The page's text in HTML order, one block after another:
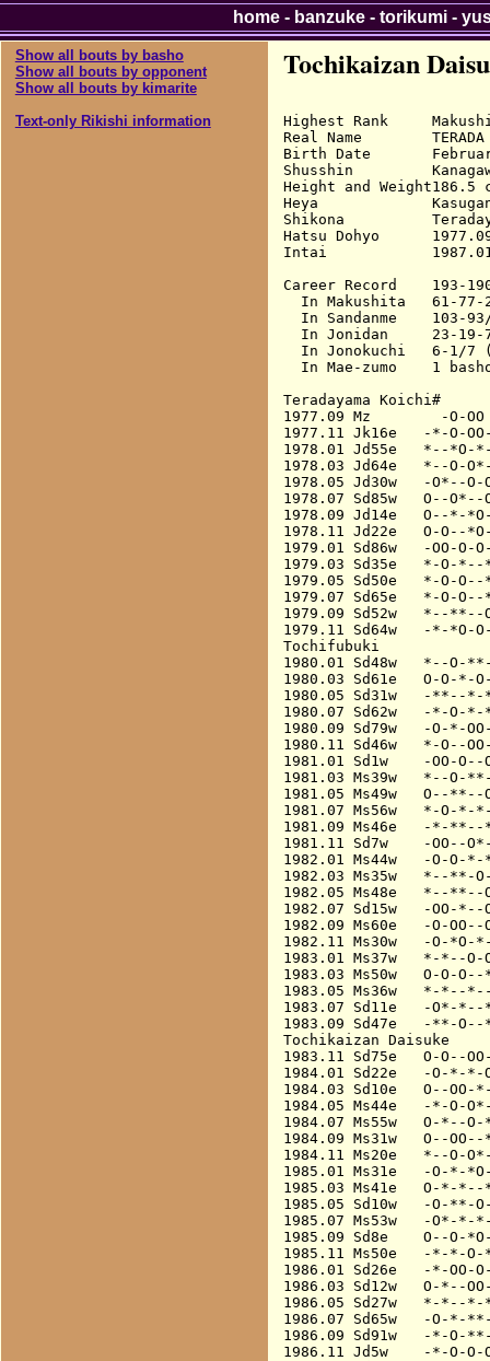
Show all bouts by basho
Show all bouts by opponent
Show all bouts by kimarite
Text-only Rikishi information
Tochikaizan
Highest Rank
Real Name
Birth Date
Shusshin
Height and Weight186.5
Heya
Shikona
Hatsu Dohyo
Intai
Career Record    193-
In Makushita   61-77-
In Sandanme    103-
In Jonidan     23-19-
In Jonokuchi   6-1/7
In Mae-zumo    1
Teradayama Koichi#
1977.09 Mz        -O-
1977.11 Jk16e   -*-O-
1978.01 Jd55e   *--*O-
1978.03 Jd64e   *--O-
1978.05 Jd30w   -O*--O-
1978.07 Sd85w   O--
1978.09 Jd14e   O--*-
1978.11 Jd22e   O-O--
1979.01 Sd86w   -OO-O-
1979.03 Sd35e   *-O-
1979.05 Sd50e   *-O-
1979.07 Sd65e   *-O-
1979.09 Sd52w   *--**--
1979.11 Sd64w   -*-*O-
Tochifubuki
1980.01 Sd48w   *--O-
1980.03 Sd61e   O-O-*-
1980.05 Sd31w   -**--
1980.07 Sd62w   -*-O-
1980.09 Sd79w   -O-*-
1980.11 Sd46w   *-O--
1981.01 Sd1w    -OO-
1981.03 Ms39w   *--O-
1981.05 Ms49w   O--
1981.07 Ms56w   *-O-*-
1981.09 Ms46e   -*-**--
1981.11 Sd7w    -OO--
1982.01 Ms44w   -O-O-
1982.03 Ms35w   *--**-
1982.05 Ms48e   *--**--
1982.07 Sd15w   -OO-
1982.09 Ms60e   -O-
1982.11 Ms30w   -O-
1983.01 Ms37w   *-*--
1983.03 Ms50w   O-O-
1983.05 Ms36w   *-*--
1983.07 Sd11e   -O*-
1983.09 Sd47e   -**-
Tochikaizan Daisuke
1983.11 Sd75e   O-O--
1984.01 Sd22e   -O-*-*-
1984.03 Sd10e   O--OO-
1984.05 Ms44e   -*-O-
1984.07 Ms55w   O-*--
1984.09 Ms31w   O--
1984.11 Ms20e   *--O-
1985.01 Ms31e   -O-*-
1985.03 Ms41e   O-*-
1985.05 Sd10w   -O-**-
1985.07 Ms53w   -O*-*-
1985.09 Sd8e    O--O-
1985.11 Ms50e   -*-*-
1986.01 Sd26e   -*-OO-
1986.03 Sd12w   O-*--
1986.05 Sd27w   *-*--*-
1986.07 Sd65w   -O-*-
1986.09 Sd91w   -*-O-
1986.11 Jd5w    -*-O-
home- banzuke- torikumi-